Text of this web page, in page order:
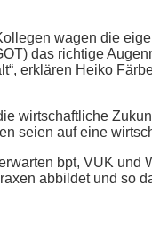
wagen die
das richtige
erklären Heiko
wirtschaftliche
seien auf eine
bpt, VUK
abbildet und so